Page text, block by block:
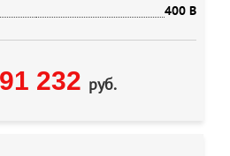
400 В
232 руб.